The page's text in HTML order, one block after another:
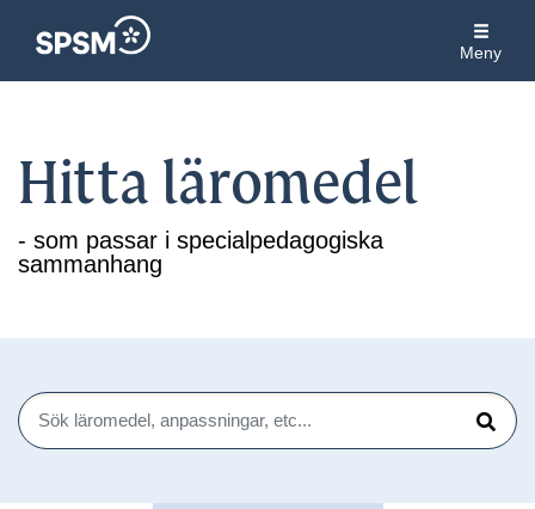
Meny
Hitta läromedel
- som passar i specialpedagogiska
sammanhang
Sök
Sök